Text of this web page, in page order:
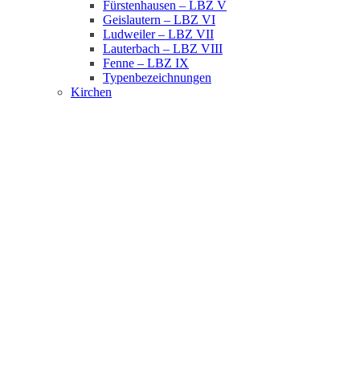
Fürstenhausen – LBZ V
Geislautern – LBZ VI
Ludweiler – LBZ VII
Lauterbach – LBZ VIII
Fenne – LBZ IX
Typenbezeichnungen
Kirchen